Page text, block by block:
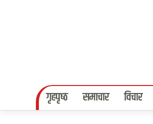
गृहपृष्‍ठ समाचार विचार